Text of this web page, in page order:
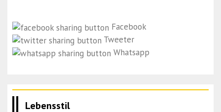
Facebook
Tweeter
Whatsapp
Lebensstil